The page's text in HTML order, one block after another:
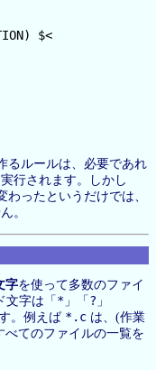
$<
るルールは、必要であれ
行されます。しかし
ったというだけでは、
。
字を使って多数のファイ
文字は「 * 」「 ? 」
。例えば *.c は、(作業
べてのファイルの一覧を